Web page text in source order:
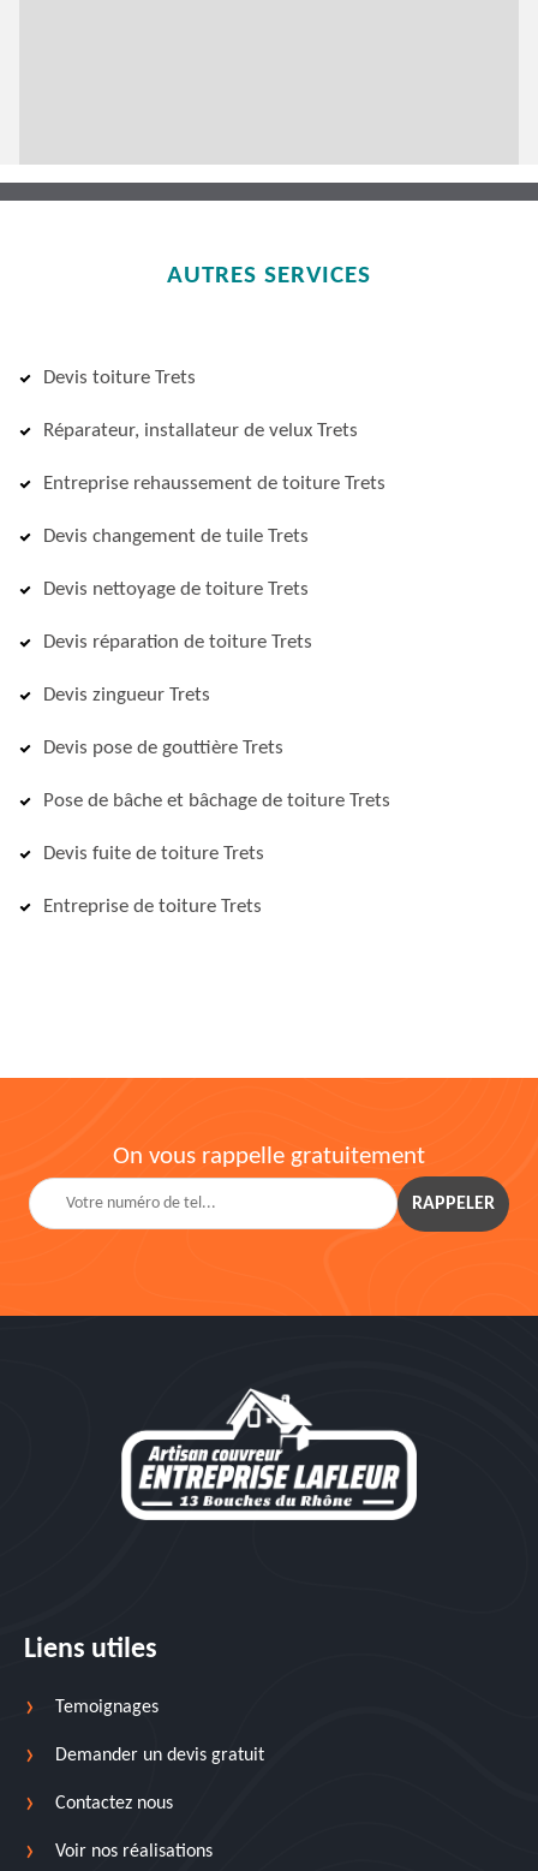
AUTRES SERVICES
Devis toiture Trets
Réparateur, installateur de velux Trets
Entreprise rehaussement de toiture Trets
Devis changement de tuile Trets
Devis nettoyage de toiture Trets
Devis réparation de toiture Trets
Devis zingueur Trets
Devis pose de gouttière Trets
Pose de bâche et bâchage de toiture Trets
Devis fuite de toiture Trets
Entreprise de toiture Trets
On vous rappelle gratuitement
Liens utiles
Temoignages
Demander un devis gratuit
Contactez nous
Voir nos réalisations